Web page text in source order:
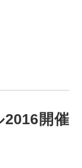
開催